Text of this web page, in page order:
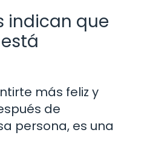
indican que
más feliz y
de
persona, es una